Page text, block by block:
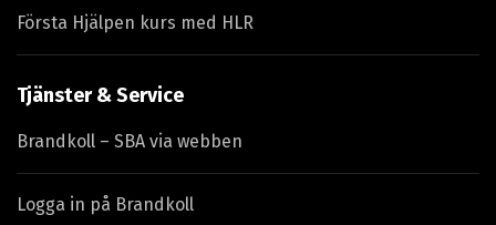
Första Hjälpen kurs med HLR
Tjänster & Service
Brandkoll – SBA via webben
Logga in på Brandkoll